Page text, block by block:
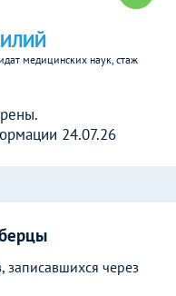
медицинских наук, стаж
24.07.26
записавшихся через